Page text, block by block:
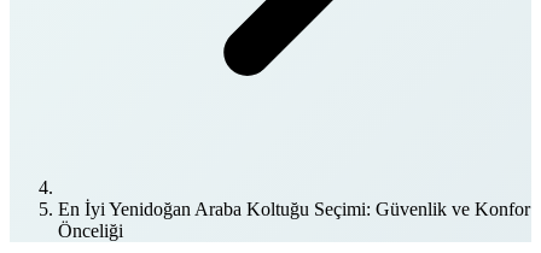
En İyi Yenidoğan Araba Koltuğu Seçimi: Güvenlik ve Konfor
Önceliği